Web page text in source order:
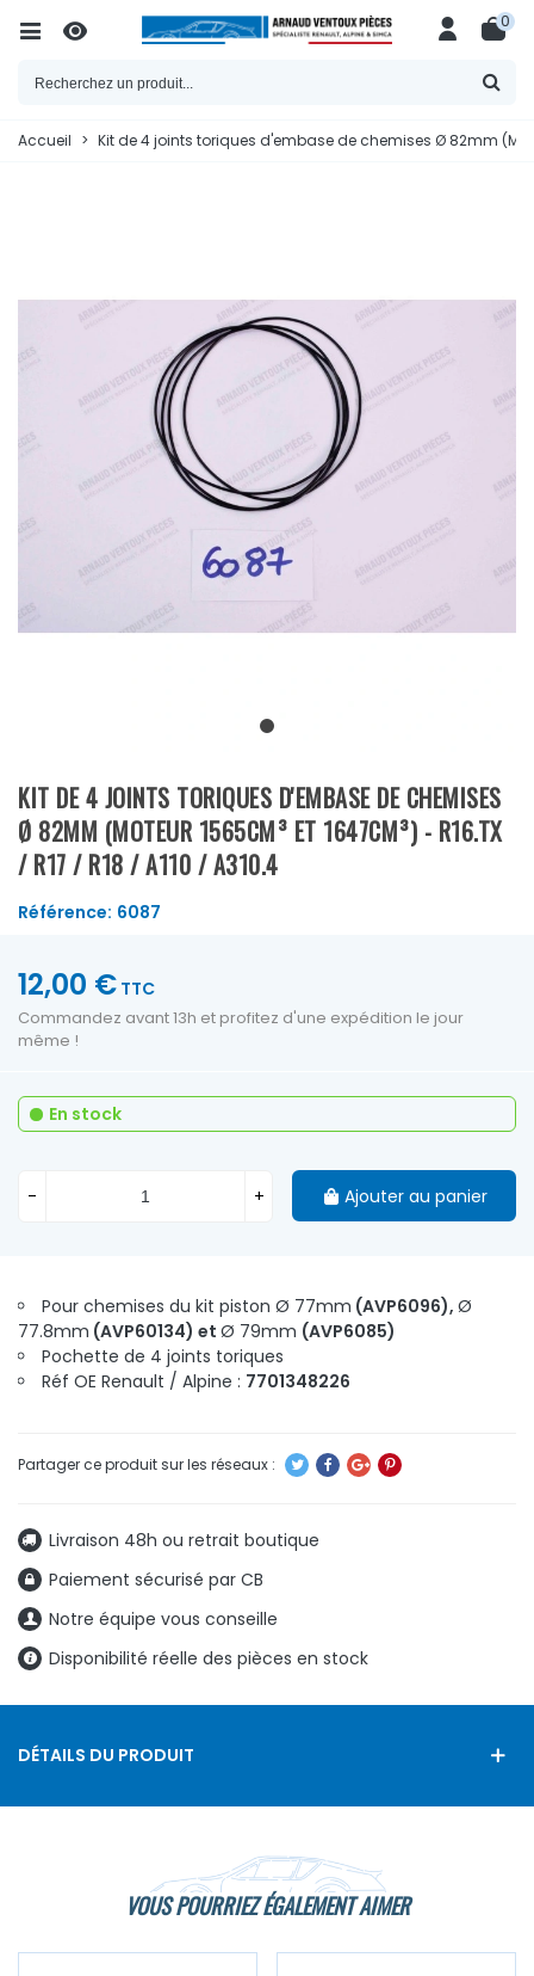
0
Accueil > Kit de 4 joints toriques d'embase de chemises Ø 82mm
KIT DE 4 JOINTS TORIQUES D'EMBASE DE CHEMISES
Ø 82MM (MOTEUR 1565CM³ ET 1647CM³) - R16.TX
/ R17 / R18 / A110 / A310.4
Référence: 6087
Pour chemises du kit piston Ø 77mm (AVP6096), Ø
77.8mm (AVP60134) et Ø 79mm (AVP6085)
Pochette de 4 joints toriques
Réf OE Renault / Alpine : 7701348226
Livraison 48h ou retrait boutique
Paiement sécurisé par CB
Notre équipe vous conseille
Disponibilité réelle des pièces en stock
12,00 € TTC
Commandez avant 13h et profitez d'une expédition le jour
même !
En stock
- + Ajouter au panier
DÉTAILS DU PRODUIT
VOUS POURRIEZ ÉGALEMENT AIMER